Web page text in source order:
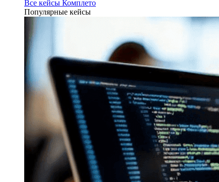
Все кейсы Комплето
Популярные кейсы